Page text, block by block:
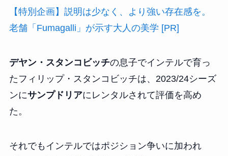
【特別企画】説明は少なく、より強い存在感を。
老舗「Fumagalli」が示す大人の美学 [PR]
デヤン・スタンコビッチの息子でインテルで育っ
たフィリップ・スタンコビッチは、2023/24シーズ
ンにサンプドリアにレンタルされて評価を高め
た。
それでもインテルではポジション争いに加われ